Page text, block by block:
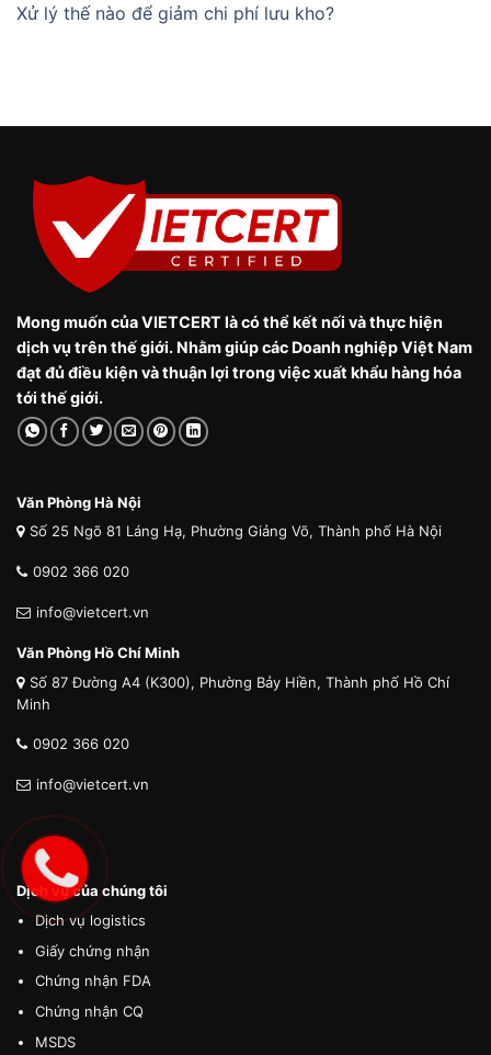
Xử lý thế nào để giảm chi phí lưu kho?
Mong muốn của VIETCERT là có thể kết nối và thực hiện
dịch vụ trên thế giới. Nhằm giúp các Doanh nghiệp Việt Nam
đạt đủ điều kiện và thuận lợi trong việc xuất khẩu hàng hóa
tới thế giới.
Văn Phòng Hà Nội
Số 25 Ngõ 81 Láng Hạ, Phường Giảng Võ, Thành phố Hà Nội
0902 366 020
info@vietcert.vn
Văn Phòng Hồ Chí Minh
Số 87 Đường A4 (K300), Phường Bảy Hiền, Thành phố Hồ Chí
Minh
0902 366 020
info@vietcert.vn
Dịch vụ của chúng tôi
Dịch vụ logistics
Giấy chứng nhận
Chứng nhận FDA
Chứng nhận CQ
MSDS